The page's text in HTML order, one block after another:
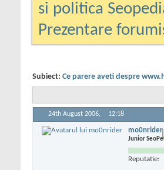
si politica
Prezentare
Subiect: Ce parere aveti despre
24th August 2006, 12:18
mo0nrider
Junior
Reputatie: